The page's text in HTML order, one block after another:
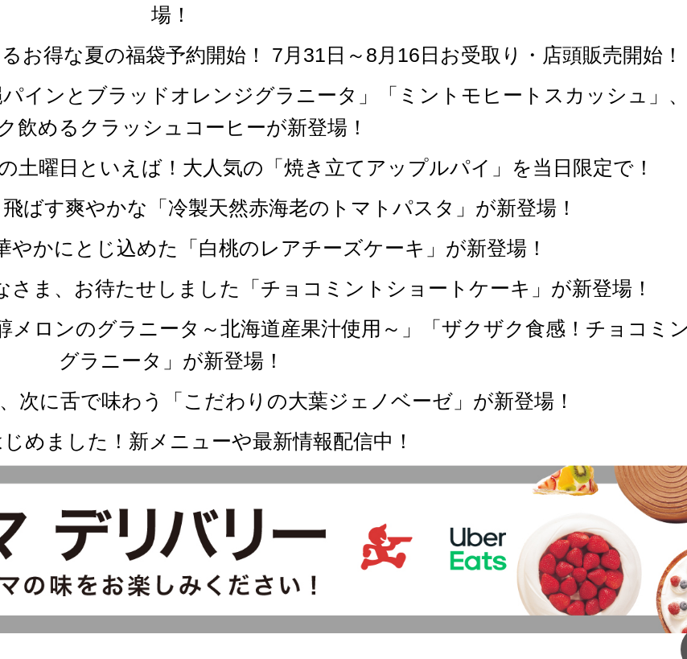
場！
お得な夏の福袋予約開始！ 7月31日～8月16日お受取り・店頭販売開始！
インとブラッドオレンジグラニータ」「ミントモヒートスカッシュ」
飲めるクラッシュコーヒーが新登場！
曜日といえば！大人気の「焼き立てアップルパイ」を当日限定で！
ばす爽やかな「冷製天然赤海老のトマトパスタ」が新登場！
やかにとじ込めた「白桃のレアチーズケーキ」が新登場！
ま、お待たせしました「チョコミントショートケーキ」が新登場！
メロンのグラニータ～北海道産果汁使用～」「ザクザク食感！チョコミ
グラニータ」が新登場！
に舌で味わう「こだわりの大葉ジェノベーゼ」が新登場！
めました！新メニューや最新情報配信中！